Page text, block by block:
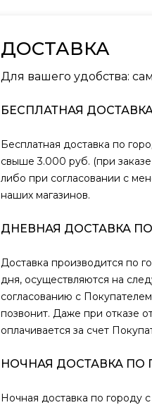
ДОСТАВКА
Для вашего удобства:
БЕСПЛАТНАЯ
Бесплатная доставка по
свыше 3.000 руб. (при
либо при согласовании с
наших магазинов.
ДНЕВНАЯ ДОСТАВКА ПО
Доставка производится по
дня, осуществляются на
согласованию с
позвонит. Даже при отказе
оплачивается за счет
НОЧНАЯ ДОСТАВКА ПО
Ночная доставка по городу